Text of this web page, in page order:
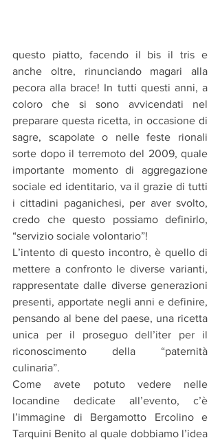
questo piatto, facendo il bis il tris e
anche oltre, rinunciando magari alla
pecora alla brace! In tutti questi anni, a
coloro che si sono avvicendati nel
preparare questa ricetta, in occasione di
sagre, scapolate o nelle feste rionali
sorte dopo il terremoto del 2009, quale
importante momento di aggregazione
sociale ed identitario, va il grazie di tutti
i cittadini paganichesi, per aver svolto,
credo che questo possiamo definirlo,
“servizio sociale volontario”!
L’intento di questo incontro, è quello di
mettere a confronto le diverse varianti,
rappresentate dalle diverse generazioni
presenti, apportate negli anni e definire,
pensando al bene del paese, una ricetta
unica per il proseguo dell’iter per il
riconoscimento della “paternità
culinaria”.
Come avete potuto vedere nelle
locandine dedicate all’evento, c’è
l’immagine di Bergamotto Ercolino e
Tarquini Benito al quale dobbiamo l’idea